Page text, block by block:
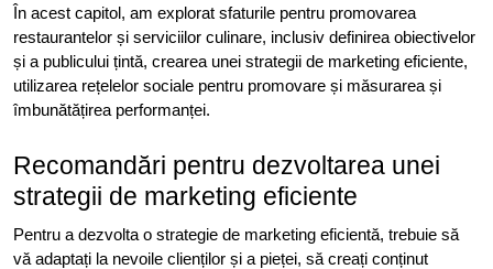
În acest capitol, am explorat sfaturile pentru promovarea
restaurantelor și serviciilor culinare, inclusiv definirea obiectivelor
și a publicului țintă, crearea unei strategii de marketing eficiente,
utilizarea rețelelor sociale pentru promovare și măsurarea și
îmbunătățirea performanței.
Recomandări pentru dezvoltarea unei
strategii de marketing eficiente
Pentru a dezvolta o strategie de marketing eficientă, trebuie să
vă adaptați la nevoile clienților și a pieței, să creați conținut